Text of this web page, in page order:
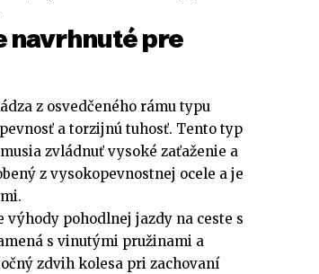
navrhnuté pre
z osvedčeného rámu typu
a torzijnú tuhosť. Tento typ
zvládnuť vysoké zaťaženie a
z vysokopevnostnej ocele a je
výhody pohodlnej jazdy na ceste s
s vinutými pružinami a
zdvih kolesa pri zachovaní